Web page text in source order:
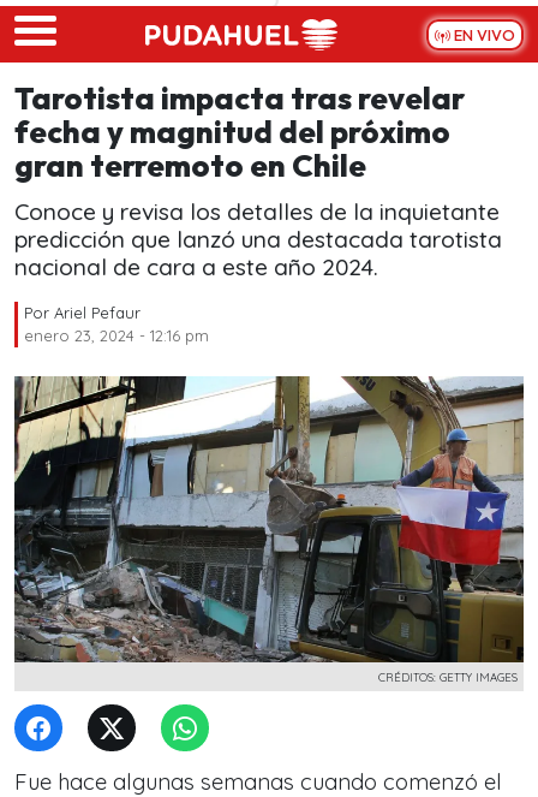
Skip to main content
EN VIVO
Tarotista impacta tras revelar
fecha y magnitud del próximo
gran terremoto en Chile
Conoce y revisa los detalles de la inquietante
predicción que lanzó una destacada tarotista
nacional de cara a este año 2024.
Por Ariel Pefaur
enero 23, 2024 - 12:16 pm
CRÉDITOS: GETTY IMAGES
Fue hace algunas semanas cuando comenzó el